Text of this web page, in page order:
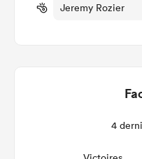
Jeremy Rozier
4